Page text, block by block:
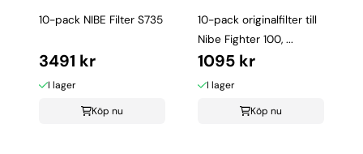
10-pack NIBE Filter S735
3491 kr
I lager
Köp nu
10-pack originalfilter till
Nibe Fighter 100, ...
1095 kr
I lager
Köp nu